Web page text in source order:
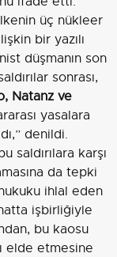
üç nükleer
bir yazılı
düşmanın son
sonrası,
Natanz ve
yasalara
denildi.
saldırılara karşı
da tepki
ihlal eden
hatta işbirliğiyle
bu kaosu
elde etmesine